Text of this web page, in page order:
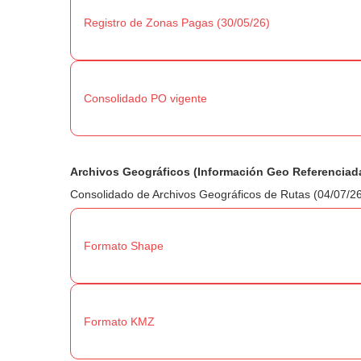
Registro de Zonas Pagas (30/05/26)
Consolidado PO vigente
Archivos Geográficos (Información Geo
Consolidado de Archivos Geográficos de Rutas (04/07/
Formato Shape
Formato KMZ